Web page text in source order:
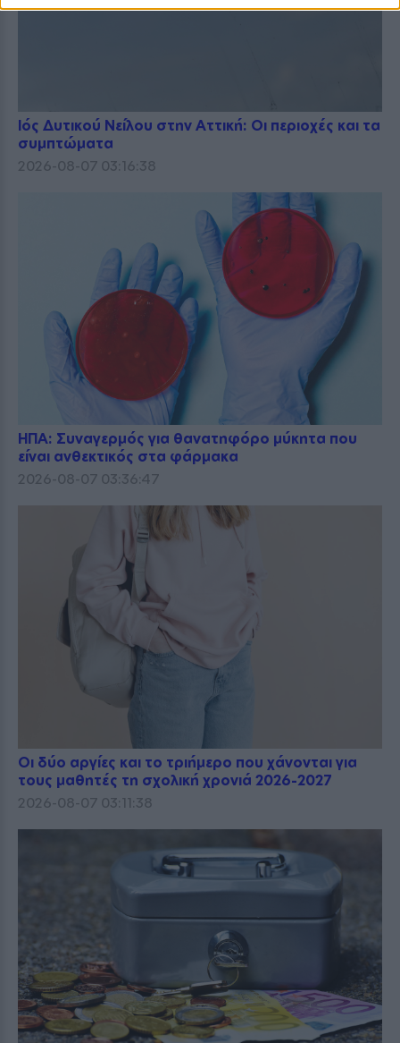
Ιός Δυτικού Νείλου στην Αττική: Οι περιοχές και τα
συμπτώματα
2026-08-07 03:16:38
ΗΠΑ: Συναγερμός για θανατηφόρο μύκητα που
είναι ανθεκτικός στα φάρμακα
2026-08-07 03:36:47
Οι δύο αργίες και το τριήμερο που χάνονται για
τους μαθητές τη σχολική χρονιά 2026-2027
2026-08-07 03:11:38